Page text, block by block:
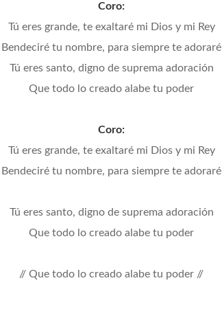
Coro:
Tú eres grande, te exaltaré mi Dios y mi Rey
Bendeciré tu nombre, para siempre te adoraré
Tú eres santo, digno de suprema adoración
Que todo lo creado alabe tu poder
Coro:
Tú eres grande, te exaltaré mi Dios y mi Rey
Bendeciré tu nombre, para siempre te adoraré
Tú eres santo, digno de suprema adoración
Que todo lo creado alabe tu poder
// Que todo lo creado alabe tu poder //